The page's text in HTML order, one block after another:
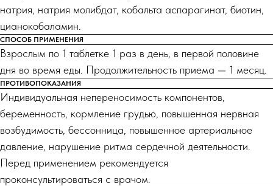
натрия, натрия молибдат, кобальта аспарагинат, биотин,
цианокобаламин.
СПОСОБ ПРИМЕНЕНИЯ
Взрослым по 1 таблетке 1 раз в день, в первой половине
дня во время еды. Продолжительность приема — 1 месяц.
ПРОТИВОПОКАЗАНИЯ
Индивидуальная непереносимость компонентов,
беременность, кормление грудью, повышенная нервная
возбудимость, бессонница, повышенное артериальное
давление, нарушение ритма сердечной деятельности.
Перед применением рекомендуется
проконсультироваться с врачом.